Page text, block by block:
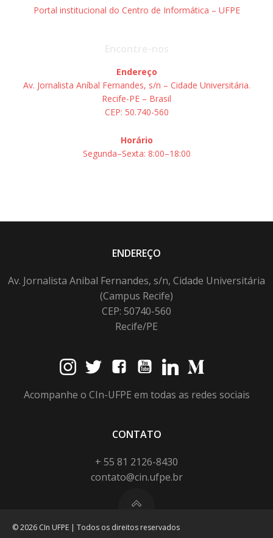
Portal institucional do Centro de Informática – UFPE
Endereço
Av. Jornalista Aníbal Fernandes, s/n – Cidade Universitária.
Recife-PE – Brasil
CEP: 50.740-560
Horário
Segunda–Sexta: 8:00–18:00
ENDEREÇO
Av. Jornalista Anibal Fernandes, s/n, Cidade Universitária
(Campus Recife)
CEP: 50740-560
Recife/PE
Acompanhe o CIn-UFPE em todas as redes sociais
CONTATO
+ 55 81 2126-8430
contato@cin.ufpe.br
© 2026 CIn UFPE | Todos os direitos reservados